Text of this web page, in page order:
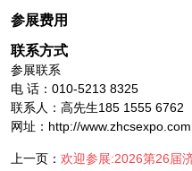
参展费用
联系方式
参展联系
电 话：010-5213 8325
联系人：高先生185 1555 6762
网址：http://
上一页： 欢迎参展:2026第26届